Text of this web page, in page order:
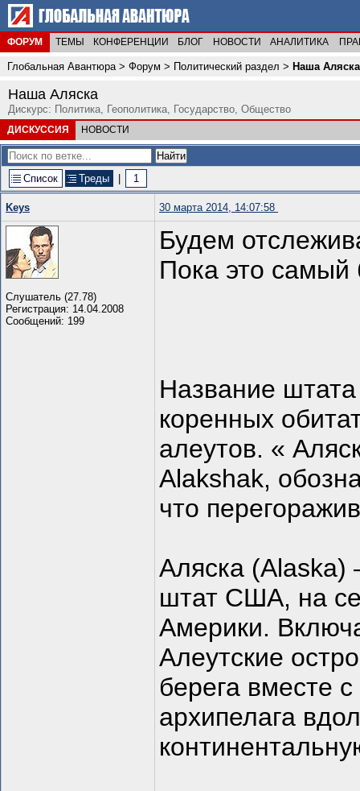
ФОРУМ ТЕМЫ КОНФЕРЕНЦИИ БЛОГ НОВОСТИ АНАЛИТИКА
Глобальная Авантюра> Форум > Политический раздел > Наша Аляска
Наша Аляска
Дискурс: Политика, Геополитика, Государство, Общество
ДИСКУССИЯ НОВОСТИ
Список Треды 1
Keys 30 марта 2014, 14:07:58
Слушатель (27.78)
Регистрация: 14.04.2008
Сообщений: 199
Будем
Пока это
Название
коренных
алеутов. «
Alakshak,
что
Аляска
штат США, на
Америки.
Алеутские
берега вместе
архипелага